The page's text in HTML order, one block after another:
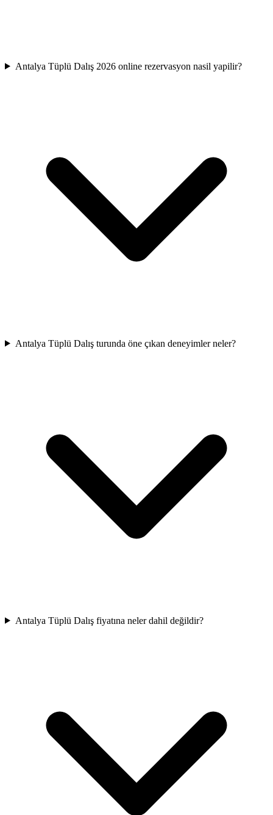
Antalya Tüplü Dalış 2026 online rezervasyon nasil yapilir?
Antalya Tüplü Dalış turunda öne çıkan deneyimler neler?
Antalya Tüplü Dalış fiyatına neler dahil değildir?